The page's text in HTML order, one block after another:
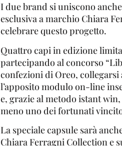
I due brand si uniscono
esclusiva a marchio Chiara
celebrare questo progetto.
Quattro capi in edizione
partecipando al concorso
confezioni di Oreo,
l’apposito modulo on-line
e, grazie al metodo istant
meno uno dei fortunati
La speciale capsule sarà
Chiara Ferragni Collection e